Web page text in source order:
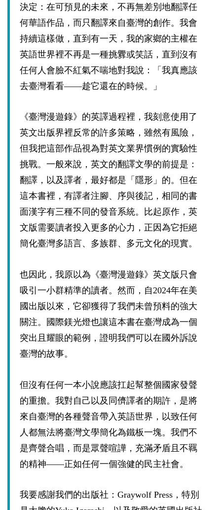
決定：在可預見的未來，不再無差別地翻譯任
何華語作品，而只翻譯來自臺灣的創作。我會
持續這樣做，直到有一天，我的家鄉的主權在
英語世界裡不再是一種挑釁或笑話，直到沒有
任何人會臉不紅氣不喘地對我說：「我真應該
去臺灣看看——趁它還在的時候。」
《臺灣漫遊錄》的英譯過程裡，我刻意使用了
英文出版界裡反常的許多策略，雖然有風險，
但我把這部作品視為對英文業界慣例的實驗性
挑戰。一般來說，英文的翻譯文學的前提是：
翻譯，以及譯者，最好都是「隱形」的。但在
這本書裡，有譯者注腳、序與後記，相同的書
面漢字有三種不同的發音系統。比起原作，英
文版需要讀者投入更多的心力，正因為它拒絕
簡化臺灣多語言、多族群、多元文化的現實。
也因此，我原以為《臺灣漫遊錄》英文版只會
吸引一小群精準的讀者。然而，自2024年在美
國出版以來，它卻獲得了我們未曾預料的強大
關注。國際鎂光燈也讓這本書在臺灣成為一個
突出且耀眼的範例，證明我們可以在國外訴說
臺灣的故事。
但沒有任何一本小說應該扛起幫整個國家發聲
的重擔。我對自己以及同儕譯者的期許，是將
來自臺灣的各種聲音帶入英語世界，以致任何
人都無法將臺灣文學簡化為鐵板一塊。我們不
是齊聲合唱，而是眾聲喧譁，充滿矛盾且不羈
的精神——正如任何一個強健的民主社會。
我要感謝我們的出版社： Graywolf Press ，特別